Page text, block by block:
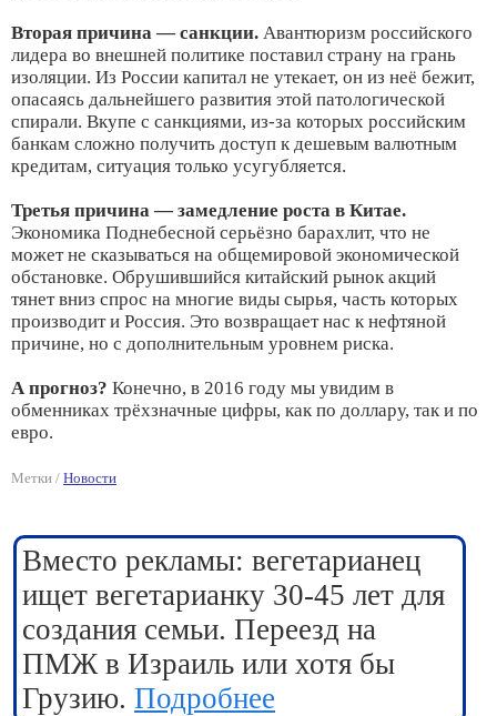
Вторая причина — санкции. Авантюризм российского
лидера во внешней политике поставил страну на грань
изоляции. Из России капитал не утекает, он из неё бежит,
опасаясь дальнейшего развития этой патологической
спирали. Вкупе с санкциями, из-за которых российским
банкам сложно получить доступ к дешевым валютным
кредитам, ситуация только усугубляется.
Третья причина — замедление роста в Китае.
Экономика Поднебесной серьёзно барахлит, что не
может не сказываться на общемировой экономической
обстановке. Обрушившийся китайский рынок акций
тянет вниз спрос на многие виды сырья, часть которых
производит и Россия. Это возвращает нас к нефтяной
причине, но с дополнительным уровнем риска.
А прогноз? Конечно, в 2016 году мы увидим в
обменниках трёхзначные цифры, как по доллару, так и по
евро.
Метки / Новости
Вместо рекламы: вегетарианец
ищет вегетарианку 30-45 лет для
создания семьи. Переезд на
ПМЖ в Израиль или хотя бы
Грузию. Подробнее